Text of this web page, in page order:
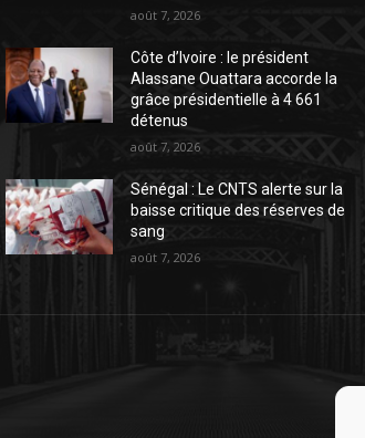
août 7, 2026
Côte d’Ivoire : le président
Alassane Ouattara accorde la
grâce présidentielle à 4 661
détenus
août 7, 2026
Sénégal : Le CNTS alerte sur la
baisse critique des réserves de
sang
août 7, 2026